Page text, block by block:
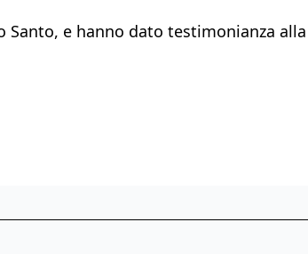
e hanno dato testimonianza